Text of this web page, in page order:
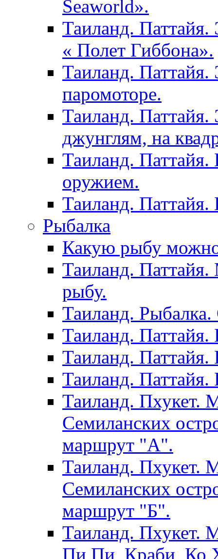
Seaworld».
Таиланд.
« Полет Гиббона».
Таиланд. Паттайя.
паромоторе.
Таиланд. Паттайя.
джунглям, на
Таиланд.
оружием.
Таиланд. Паттайя.
Рыбалка
Какую рыбу
Таиланд.
рыбу.
Таиланд. Рыбалка.
Таиланд. Паттайя.
Таиланд. Паттайя.
Таиланд. Паттайя.
Таиланд. Пхукет.
Семиланских
маршрут "А".
Таиланд. Пхукет.
Семиланских
маршрут "Б".
Таиланд. Пхукет.
Пи Пи, Краби, Ко